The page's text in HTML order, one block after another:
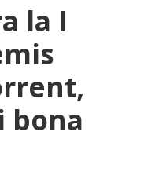
la I
bona